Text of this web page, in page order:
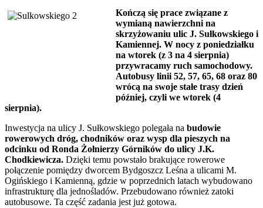
Kończą się prace związane z
wymianą nawierzchni na
skrzyżowaniu ulic J. Sułkowskiego i
Kamiennej. W nocy z poniedziałku
na wtorek (z 3 na 4 sierpnia)
przywracamy ruch samochodowy.
Autobusy linii 52, 57, 65, 68 oraz 80
wrócą na swoje stałe trasy dzień
później, czyli we wtorek (4
sierpnia).
Inwestycja na ulicy J. Sułkowskiego polegała na budowie
rowerowych dróg, chodników oraz wysp dla pieszych na
odcinku od Ronda Żołnierzy Górników do ulicy J.K.
Chodkiewicza. Dzięki temu powstało brakujące rowerowe
połączenie pomiędzy dworcem Bydgoszcz Leśna a ulicami M.
Ogińskiego i Kamienną, gdzie w poprzednich latach wybudowano
infrastrukturę dla jednośladów. Przebudowano również zatoki
autobusowe. Ta część zadania jest już gotowa.